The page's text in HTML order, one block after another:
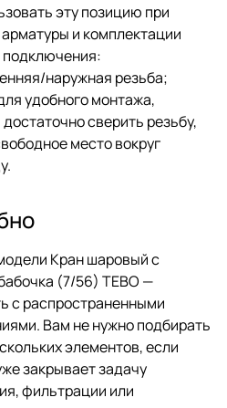
эту позицию при
и комплектации
подключения:
наружная резьба;
удобного монтажа,
сверить резьбу,
место вокруг
Кран шаровый с
(7/56) ТЕВО —
с распространенными
Вам не нужно подбирать
элементов, если
закрывает задачу
фильтрации или